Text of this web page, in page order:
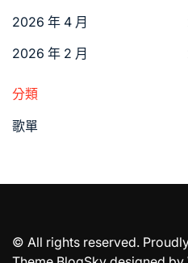
2026 年 4 月
2026 年 2 月
分類
歌單
© All rights reserved.